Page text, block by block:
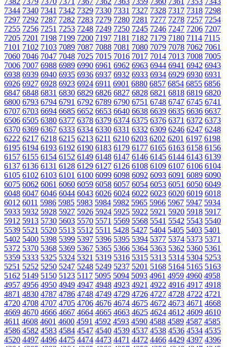
7344 7340 7341 7342 7329 7330 7331 7327 7328 7317 7318 7298
7297 7292 7287 7282 7283 7279 7280 7281 7277 7278 7257 7254
7255 7256 7251 7253 7248 7249 7250 7245 7246 7247 7206 7207
7205 7201 7198 7199 7200 7197 7181 7182 7179 7180 7114 7115
7101 7102 7103 7089 7087 7088 7081 7080 7079 7078 7062 7061
7060 7046 7047 7048 7025 7015 7016 7017 7014 7013 7008 7005
7006 7007 6988 6989 6990 6961 6962 6963 6944 6941 6942 6943
6938 6939 6940 6935 6936 6937 6932 6933 6934 6929 6930 6931
6926 6927 6928 6923 6924 6911 6901 6880 6857 6854 6855 6856
6847 6848 6831 6830 6829 6826 6827 6828 6821 6818 6819 6820
6800 6793 6794 6791 6792 6789 6790 6751 6748 6747 6745 6741
6707 6703 6694 6685 6652 6653 6640 6638 6639 6635 6636 6637
6506 6505 6380 6377 6378 6379 6374 6375 6376 6371 6372 6373
6370 6369 6367 6333 6334 6330 6331 6332 6309 6246 6247 6248
6222 6217 6218 6215 6213 6211 6210 6203 6202 6201 6197 6198
6195 6194 6193 6192 6190 6183 6179 6177 6165 6163 6158 6156
6157 6155 6154 6152 6149 6148 6147 6146 6145 6144 6143 6139
6137 6136 6131 6128 6129 6127 6126 6108 6109 6107 6106 6104
6105 6102 6103 6101 6100 6099 6098 6092 6093 6091 6089 6090
6075 6062 6061 6060 6059 6058 6057 6054 6053 6051 6050 6049
6048 6047 6046 6044 6043 6026 6024 6022 6023 6020 6019 6018
6012 6011 5986 5985 5983 5984 5982 5965 5966 5967 5947 5934
5933 5932 5928 5927 5926 5924 5925 5922 5921 5920 5918 5917
5912 5913 5730 5603 5570 5571 5569 5568 5541 5542 5543 5540
5539 5521 5520 5513 5512 5511 5428 5427 5404 5405 5403 5401
5402 5400 5398 5399 5397 5396 5395 5394 5377 5374 5373 5371
5372 5370 5368 5369 5367 5365 5366 5364 5363 5362 5360 5361
5359 5333 5325 5324 5321 5319 5316 5315 5313 5314 5304 5253
5251 5252 5250 5247 5248 5249 5237 5201 5168 5164 5165 5163
5162 5149 5150 5123 5117 5095 5094 5093 4961 4959 4960 4958
4957 4956 4950 4949 4947 4948 4923 4921 4922 4916 4917 4918
4871 4830 4787 4786 4748 4749 4729 4726 4727 4728 4722 4721
4720 4708 4707 4705 4706 4676 4674 4675 4672 4673 4671 4668
4669 4670 4666 4667 4664 4665 4663 4625 4624 4612 4609 4610
4611 4608 4601 4600 4591 4592 4593 4590 4588 4589 4587 4585
4586 4582 4583 4584 4547 4540 4539 4537 4538 4536 4534 4535
4520 4497 4496 4475 4474 4473 4471 4472 4466 4429 4397 4396